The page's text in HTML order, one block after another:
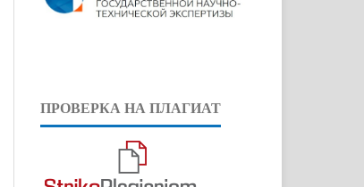
ПРОВЕРКА НА ПЛАГИАТ